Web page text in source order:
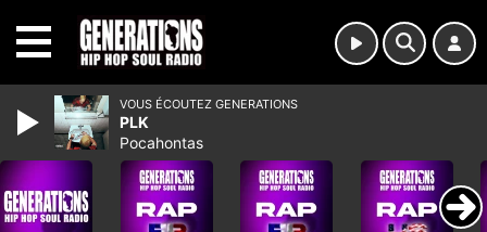
VOUS ÉCOUTEZ GENERATIONS
PLK
Pocahontas